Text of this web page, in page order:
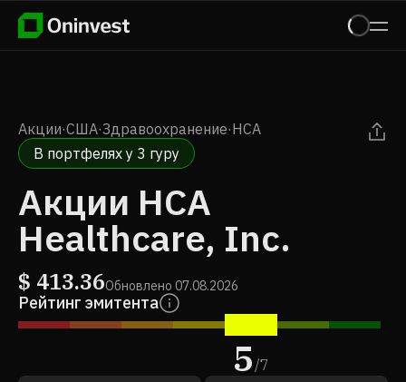
Акции·США·Здравоохранение·HCA
В портфелях у 3 гуру
Акции HCA
Healthcare, Inc.
$ 413.36Обновлено 07.08.2026
Рейтинг эмитента
5/7